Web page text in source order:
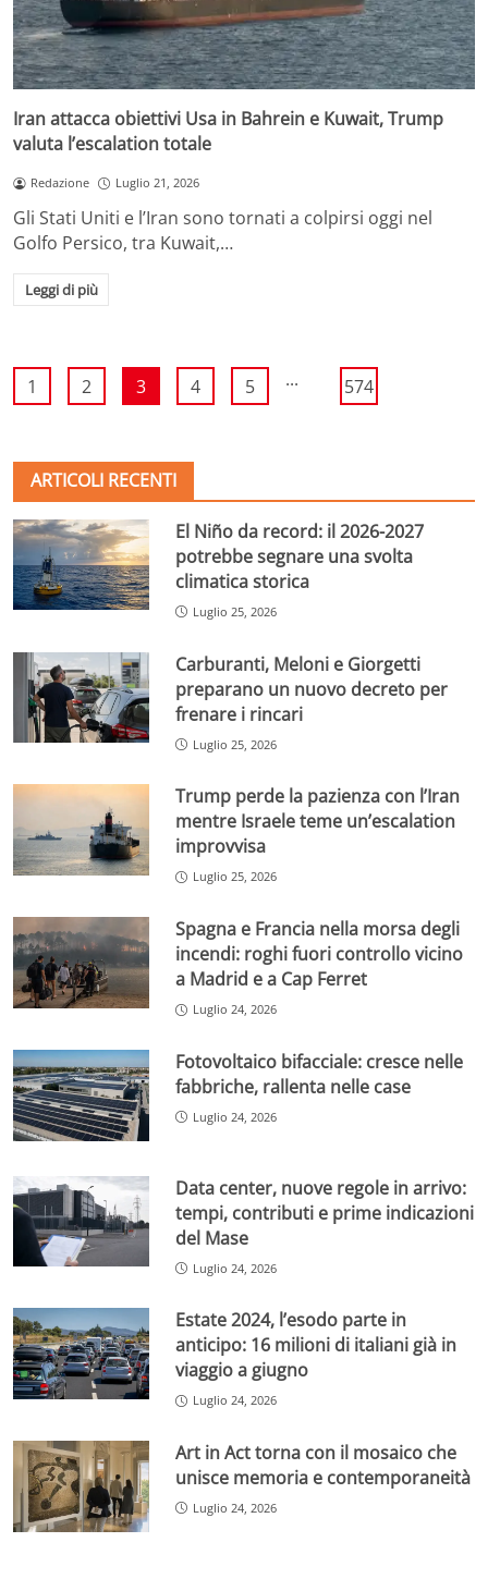
Iran attacca obiettivi Usa in Bahrein e Kuwait, Trump
valuta l’escalation totale
Redazione Luglio 21, 2026
Gli Stati Uniti e l’Iran sono tornati a colpirsi oggi nel
Golfo Persico, tra Kuwait,…
Leggi di più
1 2 3 4 5 ... 574
ARTICOLI RECENTI
El Niño da record: il 2026-2027
potrebbe segnare una svolta
climatica storica
Luglio 25, 2026
Carburanti, Meloni e Giorgetti
preparano un nuovo decreto per
frenare i rincari
Luglio 25, 2026
Trump perde la pazienza con l’Iran
mentre Israele teme un’escalation
improvvisa
Luglio 25, 2026
Spagna e Francia nella morsa degli
incendi: roghi fuori controllo vicino
a Madrid e a Cap Ferret
Luglio 24, 2026
Fotovoltaico bifacciale: cresce nelle
fabbriche, rallenta nelle case
Luglio 24, 2026
Data center, nuove regole in arrivo:
tempi, contributi e prime indicazioni
del Mase
Luglio 24, 2026
Estate 2024, l’esodo parte in
anticipo: 16 milioni di italiani già in
viaggio a giugno
Luglio 24, 2026
Art in Act torna con il mosaico che
unisce memoria e contemporaneità
Luglio 24, 2026